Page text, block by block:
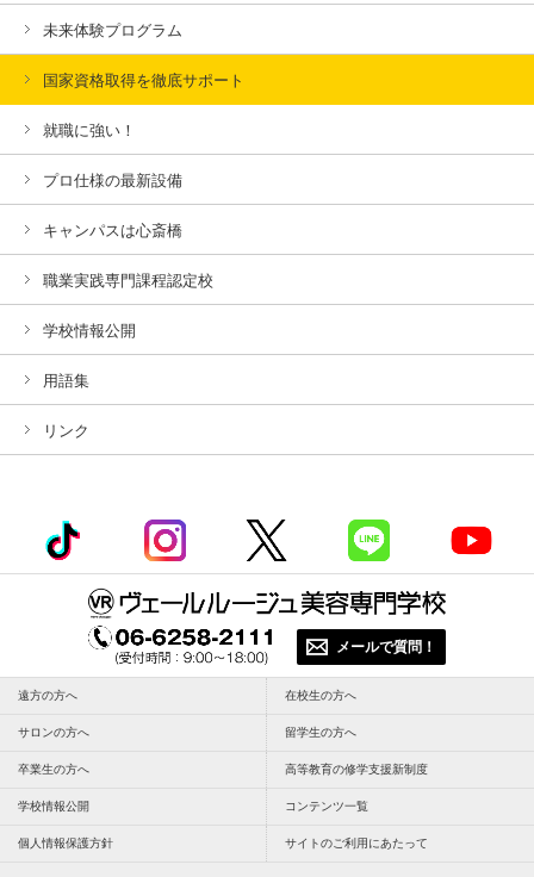
未来体験プログラム
国家資格取得を徹底サポート
就職に強い！
プロ仕様の最新設備
キャンパスは心斎橋
職業実践専門課程認定校
学校情報公開
用語集
リンク
メールで質問！
遠方の方へ 在校生の方へ
サロンの方へ 留学生の方へ
卒業生の方へ 高等教育の修学支援新制度
学校情報公開 コンテンツ一覧
個人情報保護方針 サイトのご利用にあたって